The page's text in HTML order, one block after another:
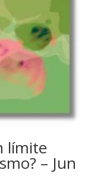
límite
– Jun